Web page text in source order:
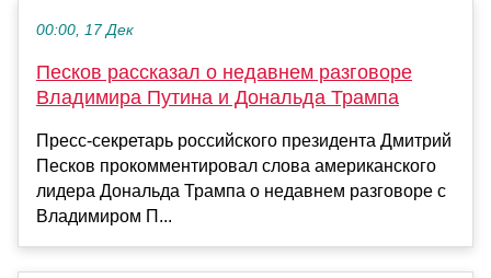
00:00, 17 Дек
Песков рассказал о недавнем разговоре
Владимира Путина и Дональда Трампа
Пресс-секретарь российского президента Дмитрий
Песков прокомментировал слова американского
лидера Дональда Трампа о недавнем разговоре с
Владимиром П...